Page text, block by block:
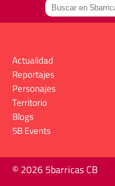
Actualidad
Reportajes
Personajes
Territorio
Blogs
5B Events
© 2026 5barricas CB